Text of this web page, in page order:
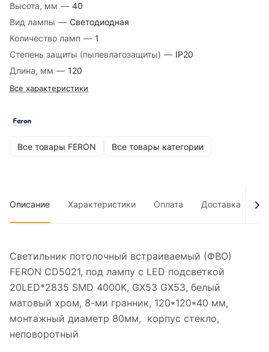
Высота, мм — 40
Вид лампы — Светодиодная
Количество ламп — 1
Степень защиты (пылевлагозащиты) — IP20
Длина, мм — 120
Все характеристики
Все товары FERON Все товары категории
Описание Характеристики Оплата Доставка
Светильник потолочный встраиваемый (ФВО)
FERON CD5021, под лампу с LED подсветкой
20LED*2835 SMD 4000K, GX53 GX53, белый
матовый хром, 8-ми гранник, 120*120*40 мм,
монтажный диаметр 80мм, корпус стекло,
неповоротный